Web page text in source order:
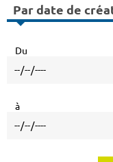
Par date de
Du
à